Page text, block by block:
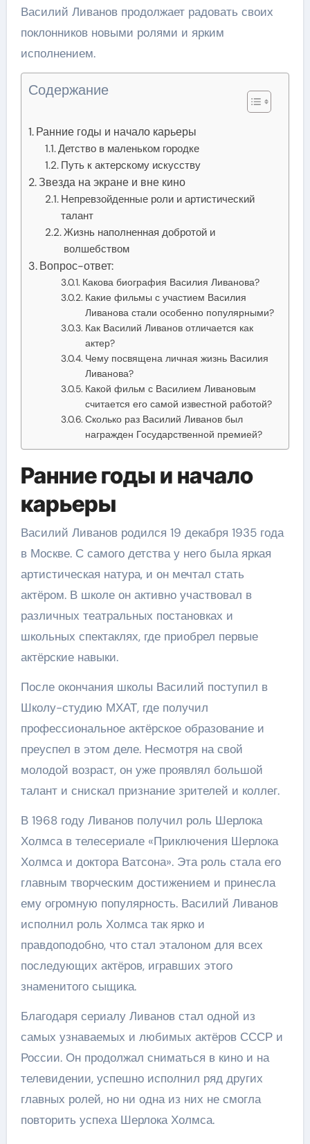
Василий Ливанов продолжает радовать своих
поклонников новыми ролями и ярким
исполнением.
Содержание
Ранние годы и начало карьеры
Детство в маленьком городке
Путь к актерскому искусству
Звезда на экране и вне кино
Непревзойденные роли и артистический
талант
Жизнь наполненная добротой и
волшебством
Вопрос-ответ:
Какова биография Василия Ливанова?
Какие фильмы с участием Василия
Ливанова стали особенно популярными?
Как Василий Ливанов отличается как
актер?
Чему посвящена личная жизнь Василия
Ливанова?
Какой фильм с Василием Ливановым
считается его самой известной работой?
Сколько раз Василий Ливанов был
награжден Государственной премией?
Ранние годы и начало
карьеры
Василий Ливанов родился 19 декабря 1935 года
в Москве. С самого детства у него была яркая
артистическая натура, и он мечтал стать
актёром. В школе он активно участвовал в
различных театральных постановках и
школьных спектаклях, где приобрел первые
актёрские навыки.
После окончания школы Василий поступил в
Школу-студию МХАТ, где получил
профессиональное актёрское образование и
преуспел в этом деле. Несмотря на свой
молодой возраст, он уже проявлял большой
талант и снискал признание зрителей и коллег.
В 1968 году Ливанов получил роль Шерлока
Холмса в телесериале «Приключения Шерлока
Холмса и доктора Ватсона». Эта роль стала его
главным творческим достижением и принесла
ему огромную популярность. Василий Ливанов
исполнил роль Холмса так ярко и
правдоподобно, что стал эталоном для всех
последующих актёров, игравших этого
знаменитого сыщика.
Благодаря сериалу Ливанов стал одной из
самых узнаваемых и любимых актёров СССР и
России. Он продолжал сниматься в кино и на
телевидении, успешно исполнил ряд других
главных ролей, но ни одна из них не смогла
повторить успеха Шерлока Холмса.